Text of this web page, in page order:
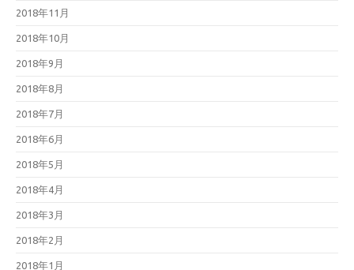
2018年11月
2018年10月
2018年9月
2018年8月
2018年7月
2018年6月
2018年5月
2018年4月
2018年3月
2018年2月
2018年1月